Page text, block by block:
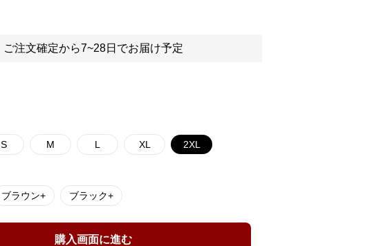
ご注文確定から7~28日でお届け予定
S M L XL 2XL
ブラウン+ ブラック+
購入画面に進む